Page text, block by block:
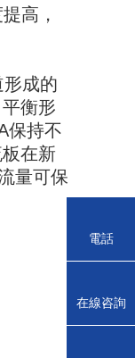
高，
形成的
衡形
保持不
在新
量可保
電話
在線咨詢